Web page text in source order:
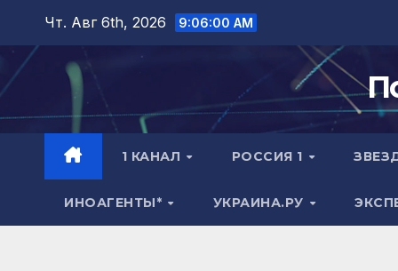
Перейти
содержимому
Чт. Авг 6th, 2026 9:06:01 AM
1 КАНАЛ РОССИЯ 1
ИНОАГЕНТЫ* УКРАИНА.РУ